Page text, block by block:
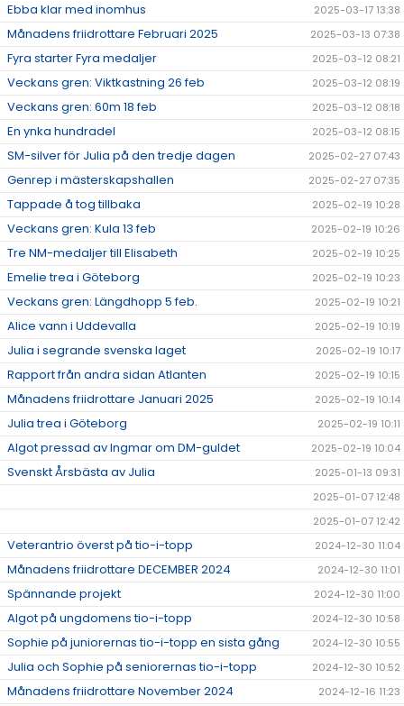
Ebba klar med inomhus 2025-03-17 13:38
Månadens friidrottare Februari 2025 2025-03-13 07:38
Fyra starter Fyra medaljer 2025-03-12 08:21
Veckans gren: Viktkastning 26 feb 2025-03-12 08:19
Veckans gren: 60m 18 feb 2025-03-12 08:18
En ynka hundradel 2025-03-12 08:15
SM-silver för Julia på den tredje dagen 2025-02-27 07:43
Genrep i mästerskapshallen 2025-02-27 07:35
Tappade å tog tillbaka 2025-02-19 10:28
Veckans gren: Kula 13 feb 2025-02-19 10:26
Tre NM-medaljer till Elisabeth 2025-02-19 10:25
Emelie trea i Göteborg 2025-02-19 10:23
Veckans gren: Längdhopp 5 feb. 2025-02-19 10:21
Alice vann i Uddevalla 2025-02-19 10:19
Julia i segrande svenska laget 2025-02-19 10:17
Rapport från andra sidan Atlanten 2025-02-19 10:15
Månadens friidrottare Januari 2025 2025-02-19 10:14
Julia trea i Göteborg 2025-02-19 10:11
Algot pressad av Ingmar om DM-guldet 2025-02-19 10:04
Svenskt Årsbästa av Julia
2025-01-13 09:31
2025-01-07 12:48
2025-01-07 12:42
Veterantrio överst på tio-i-topp 2024-12-30 11:04
Månadens friidrottare DECEMBER 2024 2024-12-30 11:01
Spännande projekt 2024-12-30 11:00
Algot på ungdomens tio-i-topp 2024-12-30 10:58
Sophie på juniorernas tio-i-topp en sista gång 2024-12-30 10:55
Julia och Sophie på seniorernas tio-i-topp 2024-12-30 10:52
Månadens friidrottare November 2024 2024-12-16 11:23